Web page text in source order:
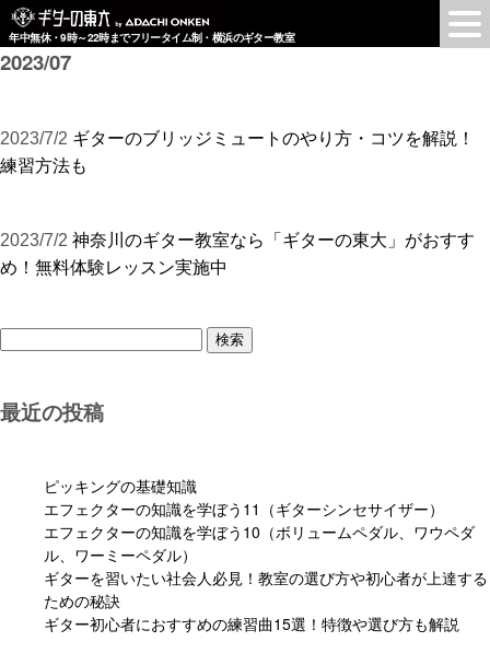
年中無休・9時～22時までフリータイム制・横浜のギター教室
2023/07
2023/7/2 ギターのブリッジミュートのやり方・コツを解説！
練習方法も
2023/7/2 神奈川のギター教室なら「ギターの東大」がおすす
め！無料体験レッスン実施中
最近の投稿
ピッキングの基礎知識
エフェクターの知識を学ぼう11（ギターシンセサイザー）
エフェクターの知識を学ぼう10（ボリュームペダル、ワウペダ
ル、ワーミーペダル）
ギターを習いたい社会人必見！教室の選び方や初心者が上達する
ための秘訣
ギター初心者におすすめの練習曲15選！特徴や選び方も解説